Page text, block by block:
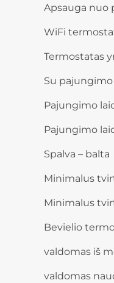
Apsauga nuo
WiFi
Termostatas
Su
Pajungimo
Pajungimo
Spalva – balta
Minimalus
Minimalus
Bevielio
valdomas iš
valdomas